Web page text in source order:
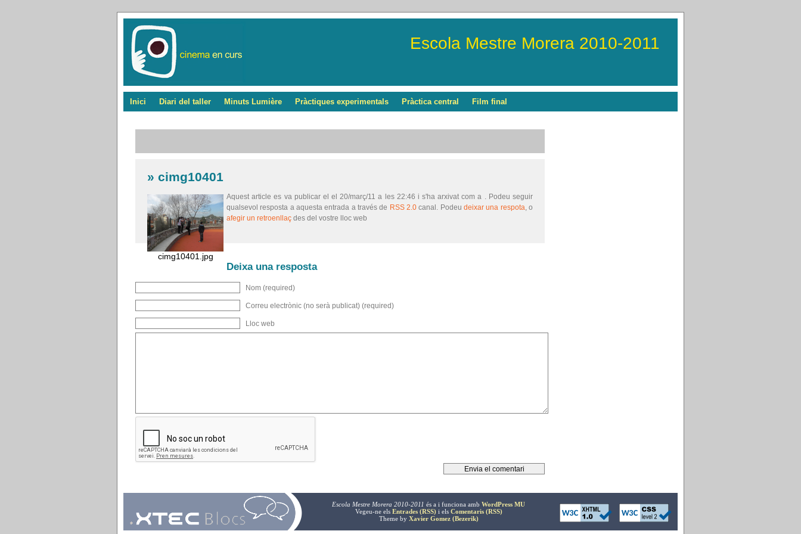
Escola Mestre Morera 2010-2011
Inici Diari del taller Minuts Lumière Pràctiques experimentals Pràctica central Film final
» cimg10401
cimg10401.jpg
Aquest article es va publicar el el 20/març/11 a les 22:46 i s'ha arxivat com a . Podeu seguir
qualsevol resposta a aquesta entrada a través de RSS 2.0 canal. Podeudeixar una respota , o
afegir un retroenllaç des del vostre lloc web
Deixa una resposta
Nom (required)
Correu electrònic (no serà publicat) (required)
Lloc web
Escola Mestre Morera 2010-2011 és a i funciona amb WordPress MU
Vegeu-ne els Entrades (RSS)i els Comentaris (RSS)
Theme by Xavier Gomez (Bezerik)